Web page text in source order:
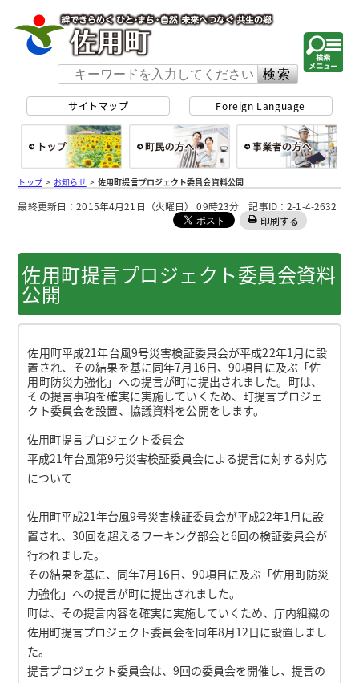
サイトマップ Foreign Language
総合トップ 町民の方へ
トップ> お知らせ>佐用町提言プロジェクト委員会資料公開
最終更新日：2015年4月21日（火曜日） 09時23分 記事ID：2-1-4-2632
印刷する
佐用町提言プロジェクト委員会資料
公開
佐用町平成21年台風9号災害検証委員会が平成22年1月に設
置され、その結果を基に同年7月16日、90項目に及ぶ「佐
用町防災力強化」への提言が町に提出されました。町は、
その提言事項を確実に実施していくため、町提言プロジェ
クト委員会を設置、協議資料を公開をします。
佐用町提言プロジェクト委員会
平成21年台風第9号災害検証委員会による提言に対する対応
について
佐用町平成21年台風9号災害検証委員会が平成22年1月に設
置され、30回を超えるワーキング部会と6回の検証委員会が
行われました。
その結果を基に、同年7月16日、90項目に及ぶ「佐用町防災
力強化」への提言が町に提出されました。
町は、その提言内容を確実に実施していくため、庁内組織の
佐用町提言プロジェクト委員会を同年8月12日に設置しまし
た。
提言プロジェクト委員会は、9回の委員会を開催し、提言の